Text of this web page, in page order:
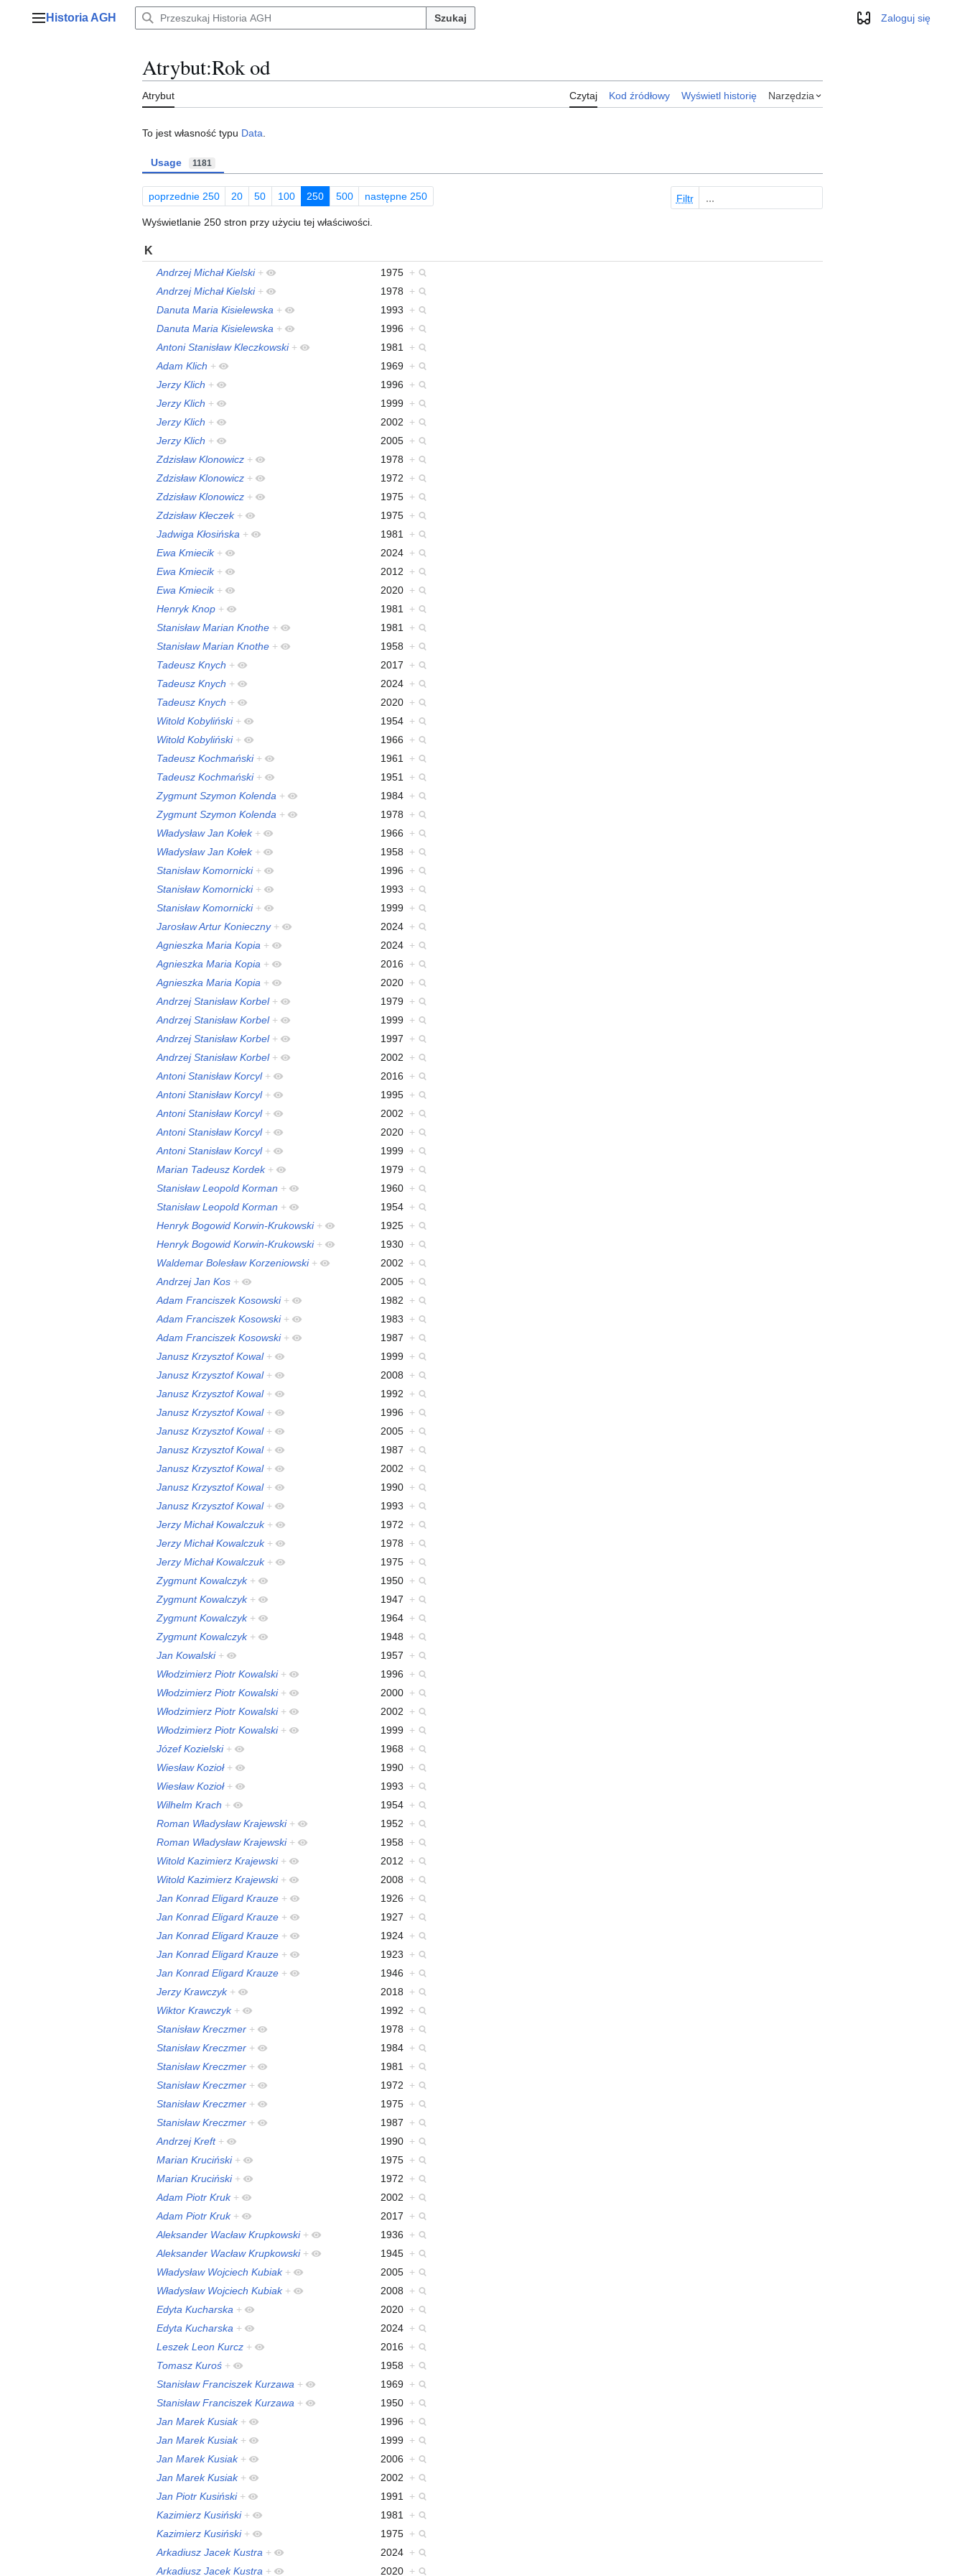
Menu główne
Historia AGH Szukaj WyglądZaloguj się
Atrybut:Rok od
Atrybut Czytaj Kod źródłowy Wyświetl historię Narzędzia
To jest własność typu Data
Usage 1181
poprzednie 250 20 50 100 250 500 następne 250 Filtr
Wyświetlanie 250 stron przy użyciu tej właściwości.
K
Andrzej Michał Kielski + 1975 +
Andrzej Michał Kielski + 1978
+
Danuta Maria Kisielewska + 1993
+
Danuta Maria Kisielewska + 1996
+
Antoni Stanisław Kleczkowski + 1981
+
Adam Klich + 1969 +
Jerzy Klich + 1996
+
Jerzy Klich + 1999 +
Jerzy Klich + 2002
+
Jerzy Klich + 2005 +
Zdzisław Klonowicz + 1978
+
Zdzisław Klonowicz + 1972
+
Zdzisław Klonowicz + 1975 +
Zdzisław Kłeczek + 1975 +
Jadwiga Kłosińska + 1981
+
Ewa Kmiecik + 2024 +
Ewa Kmiecik + 2012
+
Ewa Kmiecik + 2020 +
Henryk Knop + 1981
+
Stanisław Marian Knothe + 1981
+
Stanisław Marian Knothe + 1958
+
Tadeusz Knych + 2017
+
Tadeusz Knych + 2024 +
Tadeusz Knych + 2020 +
Witold Kobyliński + 1954 +
Witold Kobyliński + 1966
+
Tadeusz Kochmański + 1961
+
Tadeusz Kochmański + 1951
+
Zygmunt Szymon Kolenda + 1984 +
Zygmunt Szymon Kolenda + 1978
+
Władysław Jan Kołek + 1966
+
Władysław Jan Kołek + 1958
+
Stanisław Komornicki + 1996
+
Stanisław Komornicki + 1993
+
Stanisław Komornicki + 1999 +
Jarosław Artur Konieczny + 2024 +
Agnieszka Maria Kopia + 2024 +
Agnieszka Maria Kopia + 2016
+
Agnieszka Maria Kopia + 2020 +
Andrzej Stanisław Korbel + 1979 +
Andrzej Stanisław Korbel + 1999 +
Andrzej Stanisław Korbel + 1997
+
Andrzej Stanisław Korbel + 2002
+
Antoni Stanisław Korcyl + 2016
+
Antoni Stanisław Korcyl + 1995 +
Antoni Stanisław Korcyl + 2002
+
Antoni Stanisław Korcyl + 2020 +
Antoni Stanisław Korcyl + 1999 +
Marian Tadeusz Kordek + 1979 +
Stanisław Leopold Korman + 1960 +
Stanisław Leopold Korman + 1954 +
Henryk Bogowid Korwin-Krukowski + 1925 +
Henryk Bogowid Korwin-Krukowski + 1930 +
Waldemar Bolesław Korzeniowski + 2002
+
Andrzej Jan Kos + 2005 +
Adam Franciszek Kosowski + 1982
+
Adam Franciszek Kosowski + 1983
+
Adam Franciszek Kosowski + 1987
+
Janusz Krzysztof Kowal + 1999 +
Janusz Krzysztof Kowal + 2008
+
Janusz Krzysztof Kowal + 1992
+
Janusz Krzysztof Kowal + 1996
+
Janusz Krzysztof Kowal + 2005 +
Janusz Krzysztof Kowal + 1987
+
Janusz Krzysztof Kowal + 2002
+
Janusz Krzysztof Kowal + 1990 +
Janusz Krzysztof Kowal + 1993
+
Jerzy Michał Kowalczuk + 1972
+
Jerzy Michał Kowalczuk + 1978
+
Jerzy Michał Kowalczuk + 1975 +
Zygmunt Kowalczyk + 1950 +
Zygmunt Kowalczyk + 1947
+
Zygmunt Kowalczyk + 1964 +
Zygmunt Kowalczyk + 1948
+
Jan Kowalski + 1957
+
Włodzimierz Piotr Kowalski + 1996
+
Włodzimierz Piotr Kowalski + 2000 +
Włodzimierz Piotr Kowalski + 2002
+
Włodzimierz Piotr Kowalski + 1999 +
Józef Kozielski + 1968
+
Wiesław Kozioł + 1990 +
Wiesław Kozioł + 1993
+
Wilhelm Krach + 1954 +
Roman Władysław Krajewski + 1952
+
Roman Władysław Krajewski + 1958
+
Witold Kazimierz Krajewski + 2012
+
Witold Kazimierz Krajewski + 2008
+
Jan Konrad Eligard Krauze + 1926
+
Jan Konrad Eligard Krauze + 1927
+
Jan Konrad Eligard Krauze + 1924 +
Jan Konrad Eligard Krauze + 1923
+
Jan Konrad Eligard Krauze + 1946
+
Jerzy Krawczyk + 2018
+
Wiktor Krawczyk + 1992
+
Stanisław Kreczmer + 1978
+
Stanisław Kreczmer + 1984 +
Stanisław Kreczmer + 1981
+
Stanisław Kreczmer + 1972
+
Stanisław Kreczmer + 1975 +
Stanisław Kreczmer + 1987
+
Andrzej Kreft + 1990 +
Marian Kruciński + 1975 +
Marian Kruciński + 1972
+
Adam Piotr Kruk + 2002
+
Adam Piotr Kruk + 2017
+
Aleksander Wacław Krupkowski + 1936
+
Aleksander Wacław Krupkowski + 1945 +
Władysław Wojciech Kubiak + 2005 +
Władysław Wojciech Kubiak + 2008
+
Edyta Kucharska + 2020 +
Edyta Kucharska + 2024 +
Leszek Leon Kurcz + 2016
+
Tomasz Kuroś + 1958
+
Stanisław Franciszek Kurzawa + 1969 +
Stanisław Franciszek Kurzawa + 1950 +
Jan Marek Kusiak + 1996
+
Jan Marek Kusiak + 1999 +
Jan Marek Kusiak + 2006
+
Jan Marek Kusiak + 2002
+
Jan Piotr Kusiński + 1991
+
Kazimierz Kusiński + 1981
+
Kazimierz Kusiński + 1975 +
Arkadiusz Jacek Kustra + 2024 +
Arkadiusz Jacek Kustra + 2020 +